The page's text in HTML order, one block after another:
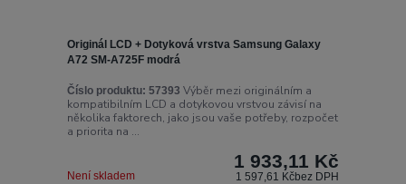
Originál LCD + Dotyková vrstva Samsung Galaxy
A72 SM-A725F modrá
Číslo produktu: 57393 Výběr mezi originálním a
kompatibilním LCD a dotykovou vrstvou závisí na
několika faktorech, jako jsou vaše potřeby, rozpočet
a priorita na ...
1 933,11 Kč
1 597,61 Kčbez DPH
Není skladem